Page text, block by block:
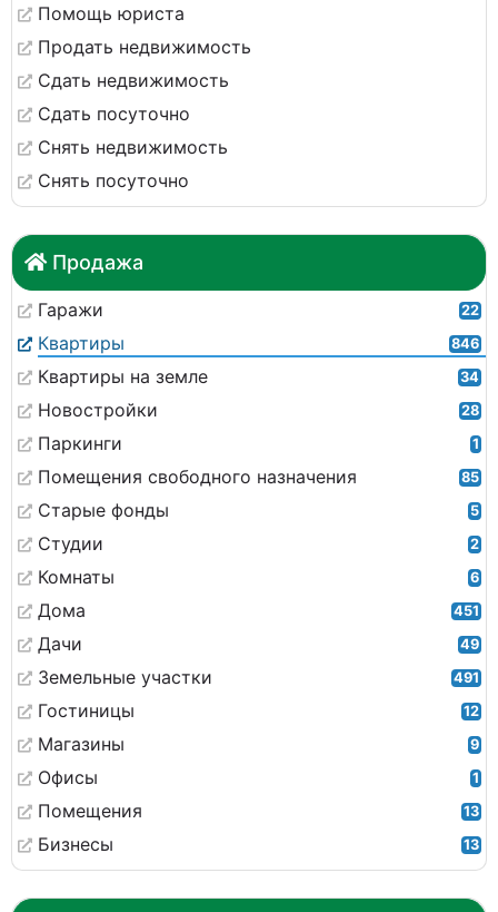
Помощь юриста
Продать недвижимость
Сдать недвижимость
Сдать посуточно
Снять недвижимость
Снять посуточно
Продажа
Гаражи 22
Квартиры 846
Квартиры на земле 34
Новостройки 28
Паркинги 1
Помещения свободного назначения 85
Старые фонды 5
Студии 2
Комнаты 6
Дома 451
Дачи 49
Земельные участки 491
Гостиницы 12
Магазины 9
Офисы 1
Помещения 13
Бизнесы 13